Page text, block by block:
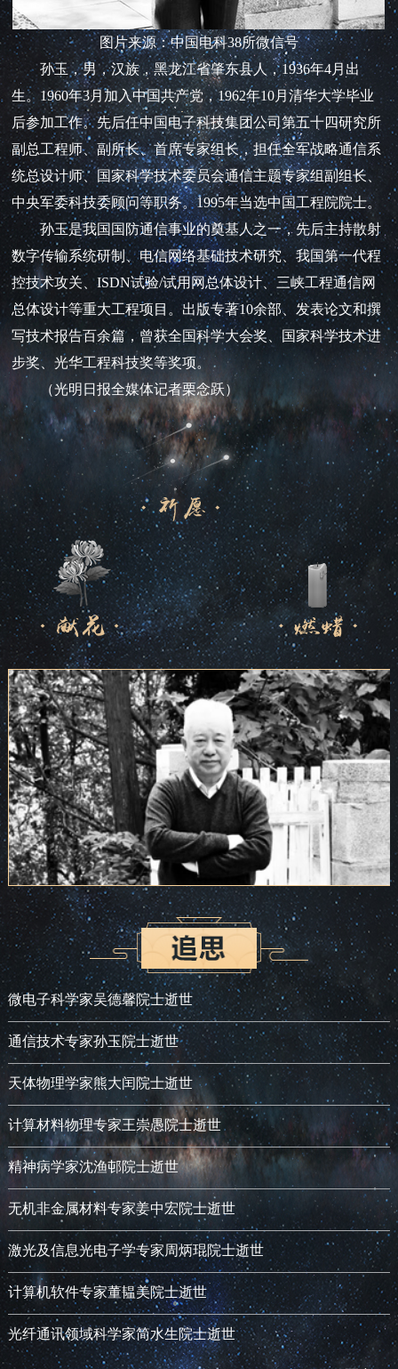
图片来源：中国电科38所微信号
孙玉，男，汉族，黑龙江省肇东县人，1936年4月出
生。1960年3月加入中国共产党，1962年10月清华大学毕业
后参加工作。先后任中国电子科技集团公司第五十四研究所
副总工程师、副所长、首席专家组长，担任全军战略通信系
统总设计师、国家科学技术委员会通信主题专家组副组长、
中央军委科技委顾问等职务。1995年当选中国工程院院士。
孙玉是我国国防通信事业的奠基人之一，先后主持散射
数字传输系统研制、电信网络基础技术研究、我国第一代程
控技术攻关、ISDN试验/试用网总体设计、三峡工程通信网
总体设计等重大工程项目。出版专著10余部、发表论文和撰
写技术报告百余篇，曾获全国科学大会奖、国家科学技术进
步奖、光华工程科技奖等奖项。
（光明日报全媒体记者栗念跃）
微电子科学家吴德馨院士逝世
通信技术专家孙玉院士逝世
天体物理学家熊大闰院士逝世
计算材料物理专家王崇愚院士逝世
精神病学家沈渔邨院士逝世
无机非金属材料专家姜中宏院士逝世
激光及信息光电子学专家周炳琨院士逝世
计算机软件专家董韫美院士逝世
光纤通讯领域科学家简水生院士逝世